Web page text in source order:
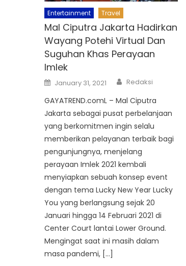
Entertainment Travel
Mal Ciputra Jakarta Hadirkan
Wayang Potehi Virtual Dan
Suguhan Khas Perayaan
Imlek
Posted
on
January 31, 2021 Author
Redaksi
GAYATREND.comL – Mal Ciputra
Jakarta sebagai pusat perbelanjaan
yang berkomitmen ingin selalu
memberikan pelayanan terbaik bagi
pengunjungnya, menjelang
perayaan Imlek 2021 kembali
menyiapkan sebuah konsep event
dengan tema Lucky New Year Lucky
You yang berlangsung sejak 20
Januari hingga 14 Februari 2021 di
Center Court lantai Lower Ground.
Mengingat saat ini masih dalam
masa pandemi, […]